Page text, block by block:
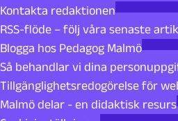
Kontakta redaktionen
RSS-flöde – följ våra senaste
Blogga hos Pedagog Malmö
Så behandlar vi dina
Tillgänglighetsredogörelse för
Malmö delar - en didaktisk resurs